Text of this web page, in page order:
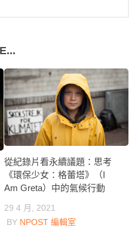
從紀錄片看永續議題：思考
《環保少女：格蕾塔》（I
Am Greta）中的氣候行動
29 4 月, 2021
BY NPOST 編輯室